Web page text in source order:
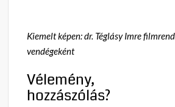
Kiemelt képen: dr. Téglásy Imre
vendégeként
Vélemény,
hozzászólás?